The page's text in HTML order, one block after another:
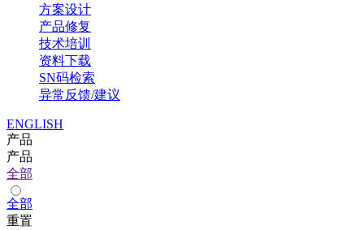
方案设计
产品修复
技术培训
资料下载
SN码检索
异常反馈/建议
ENGLISH
产品
产品
全部
全部
重置